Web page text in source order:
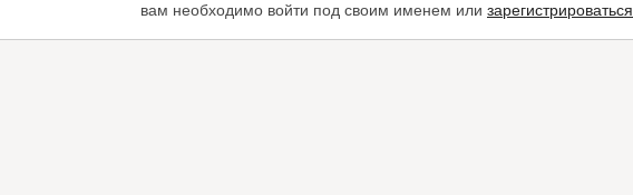
вам необходимо войти под своим именем или зарегистрироваться.